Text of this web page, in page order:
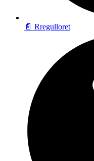
📄 Rregulloret